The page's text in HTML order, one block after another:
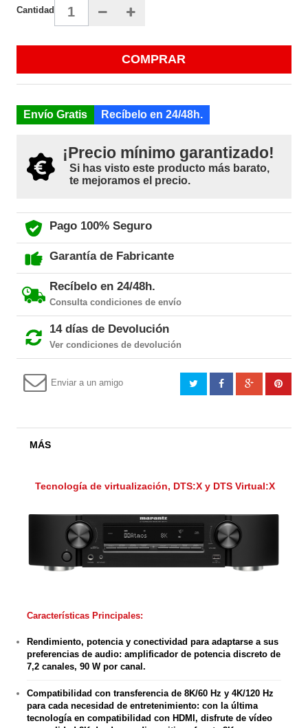
Cantidad
COMPRAR
Envío Gratis Recíbelo en 24/48h.
¡Precio mínimo garantizado!
Si has visto este producto más barato,
te mejoramos el precio.
Pago 100% Seguro
Garantía de Fabricante
Recíbelo en 24/48h.
Consulta condiciones de envío
14 días de Devolución
Ver condiciones de devolución
Enviar a un amigo
MÁS
Tecnología de virtualización, DTS:X y DTS Virtual:X
Características Principales:
Rendimiento, potencia y conectividad para adaptarse a sus
preferencias de audio: amplificador de potencia discreto de
7,2 canales, 90 W por canal.
Compatibilidad con transferencia de 8K/60 Hz y 4K/120 Hz
para cada necesidad de entretenimiento: con la última
tecnología en compatibilidad con HDMI, disfrute de vídeo